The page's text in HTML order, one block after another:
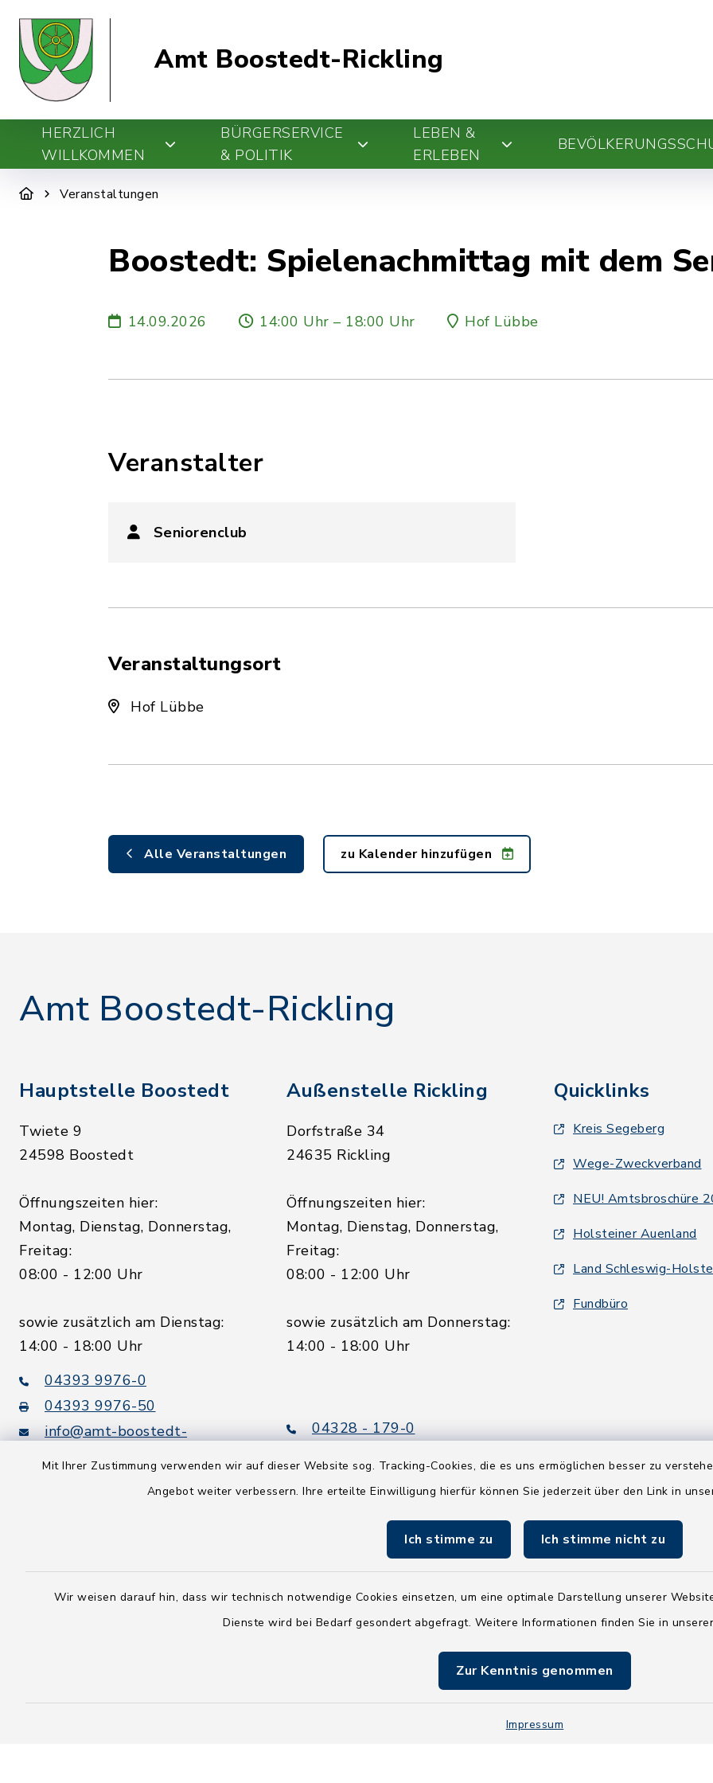
Mit Ihrer Zustimmung verwenden wir auf dieser Website sog. Tracking-Cookies, die es uns ermöglichen besser zu
Angebot weiter verbessern. Ihre erteilte Einwilligung hierfür können Sie jederzeit über den Link in
Ich stimme zu Ich stimme nicht zu
Wir weisen darauf hin, dass wir technisch notwendige Cookies einsetzen, um eine optimale Darstellung unserer
Dienste wird bei Bedarf gesondert abgefragt. Weitere Informationen finden Sie in
Zur Kenntnis genommen
Impressum
Amt Boostedt-Rickling
HERZLICH
WILLKOMMEN
BÜRGERSERVICE
& POLITIK
LEBEN &
ERLEBEN
Veranstaltungen
Boostedt: Spielenachmittag mit dem
14.09.2026 14:00 Uhr – 18:00 Uhr Hof Lübbe
Veranstalter
Seniorenclub
Veranstaltungsort
Hof Lübbe
Alle Veranstaltungen zu Kalender hinzufügen
Amt Boostedt-Rickling
Hauptstelle Boostedt
Twiete 9
24598 Boostedt
Öffnungszeiten hier:
Montag, Dienstag, Donnerstag,
Freitag:
08:00 - 12:00 Uhr
sowie zusätzlich am Dienstag:
14:00 - 18:00 Uhr
04393 9976-0
04393 9976-50
info@amt-boostedt-
Leitweg-ID: 010605063-0000-
Peppol-ID: 0204:01-Kommunen-
Außenstelle Rickling
Dorfstraße 34
24635 Rickling
Öffnungszeiten hier:
Montag, Dienstag, Donnerstag,
Freitag:
08:00 - 12:00 Uhr
sowie zusätzlich am Donnerstag:
14:00 - 18:00 Uhr
04328 - 179-0
rickling.de
Quicklinks
Kreis Segeberg
Wege-Zweckverband
NEU! Amtsbroschüre
Holsteiner Auenland
Land Schleswig-
Fundbüro